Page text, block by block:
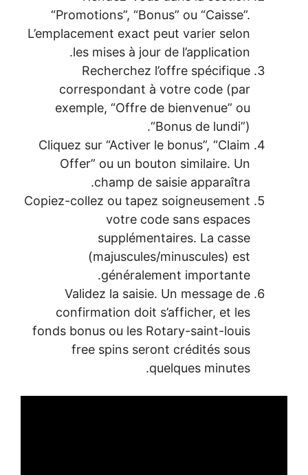
“Promotions”, “Bonus” ou “Caisse”.
L’emplacement exact peut varier selon
les mises à jour de l’application.
Recherchez l’offre spécifique
correspondant à votre code (par
exemple, “Offre de bienvenue” ou
“Bonus de lundi”).
Cliquez sur “Activer le bonus”, “Claim
Offer” ou un bouton similaire. Un
champ de saisie apparaîtra.
Copiez-collez ou tapez soigneusement
votre code sans espaces
supplémentaires. La casse
(majuscules/minuscules) est
généralement importante.
Validez la saisie. Un message de
confirmation doit s’afficher, et les
fonds bonus ou les Rotary-saint-louis
free spins seront crédités sous
quelques minutes.